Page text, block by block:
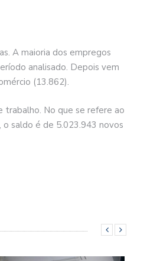
A maioria dos empregos
analisado. Depois vem
(13.862).
trabalho. No que se refere ao
saldo é de 5.023.943 novos